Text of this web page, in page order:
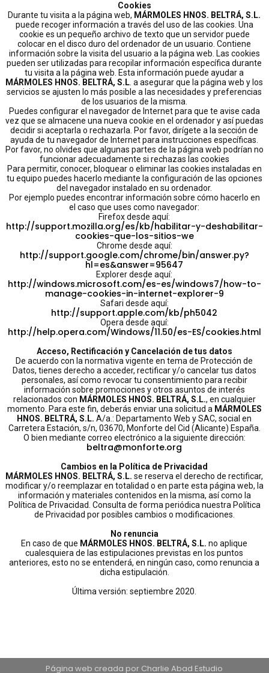
Cookies
Durante tu visita a la página web, MÁRMOLES HNOS. BELTRÁ, S.L.
puede recoger información a través del uso de las cookies. Una
cookie es un pequeño archivo de texto que un servidor puede
colocar en el disco duro del ordenador de un usuario. Contiene
información sobre la visita del usuario a la página web. Las cookies
pueden ser utilizadas para recopilar información específica durante
tu visita a la página web. Esta información puede ayudar a
MÁRMOLES HNOS. BELTRÁ, S.L . a asegurar que la página web y los
servicios se ajusten lo más posible a las necesidades y preferencias
de los usuarios de la misma.
Puedes configurar el navegador de Internet para que te avise cada
vez que se almacene una nueva cookie en el ordenador y así puedas
decidir si aceptarla o rechazarla. Por favor, dirígete a la sección de
ayuda de tu navegador de Internet para instrucciones específicas.
Por favor, no olvides que algunas partes de la página web podrían no
funcionar adecuadamente si rechazas las cookies
Para permitir, conocer, bloquear o eliminar las cookies instaladas en
tu equipo puedes hacerlo mediante la configuración de las opciones
del navegador instalado en su ordenador.
Por ejemplo puedes encontrar información sobre cómo hacerlo en
el caso que uses como navegador:
Firefox desde aquí:
http://support.mozilla.org/es/kb/habilitar-y-deshabilitar-
cookies-que-los-sitios-we
Chrome desde aquí:
http://support.google.com/chrome/bin/answer.py?
hl=es&answer=95647
Explorer desde aquí:
http://windows.microsoft.com/es-es/windows7/how-to-
manage-cookies-in-internet-explorer-9
Safari desde aquí:
http://support.apple.com/kb/ph5042
Opera desde aquí:
http://help.opera.com/Windows/11.50/es-ES/cookies.html
Acceso, Rectificación y Cancelación de tus datos
De acuerdo con la normativa vigente en tema de Protección de
Datos, tienes derecho a acceder, rectificar y/o cancelar tus datos
personales, así como revocar tu consentimiento para recibir
información sobre promociones y otros asuntos de interés
relacionados con MÁRMOLES HNOS. BELTRÁ, S.L., en cualquier
momento. Para este fin, deberás enviar una solicitud a MÁRMOLES
HNOS. BELTRÁ, S.L. A/a.: Departamento Web y SAC, social en
Carretera Estación, s/n, 03670, Monforte del Cid (Alicante) España.
O bien mediante correo electrónico a la siguiente dirección:
beltra@monforte.org
Cambios en la Política de Privacidad
MÁRMOLES HNOS. BELTRÁ, S.L. se reserva el derecho de rectificar,
modificar y/o reemplazar en totalidad o en parte esta página web, la
información y materiales contenidos en la misma, así como la
Política de Privacidad. Consulta de forma periódica nuestra Política
de Privacidad por posibles cambios o modificaciones.
No renuncia
En caso de que MÁRMOLES HNOS. BELTRÁ, S.L. no aplique
cualesquiera de las estipulaciones previstas en los puntos
anteriores, esto no se entenderá, en ningún caso, como renuncia a
dicha estipulación.
Última versión: septiembre 2020.
Página web creada por Charlie Abad Estudio